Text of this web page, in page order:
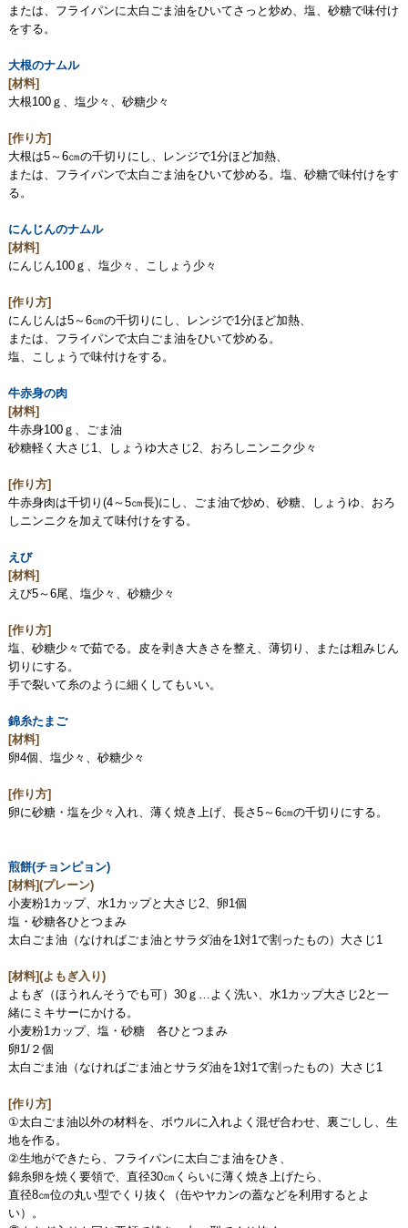
または、フライパンに太白ごま油をひいてさっと炒め、塩、砂糖で味付け
をする。
大根のナムル
[材料]
大根100ｇ、塩少々、砂糖少々
[作り方]
大根は5～6㎝の千切りにし、レンジで1分ほど加熱、
または、フライパンで太白ごま油をひいて炒める。塩、砂糖で味付けをす
る。
にんじんのナムル
[材料]
にんじん100ｇ、塩少々、こしょう少々
[作り方]
にんじんは5～6㎝の千切りにし、レンジで1分ほど加熱、
または、フライパンで太白ごま油をひいて炒める。
塩、こしょうで味付けをする。
牛赤身の肉
[材料]
牛赤身100ｇ、ごま油
砂糖軽く大さじ1、しょうゆ大さじ2、おろしニンニク少々
[作り方]
牛赤身肉は千切り(4～5㎝長)にし、ごま油で炒め、砂糖、しょうゆ、おろ
しニンニクを加えて味付けをする。
えび
[材料]
えび5～6尾、塩少々、砂糖少々
[作り方]
塩、砂糖少々で茹でる。皮を剥き大きさを整え、薄切り、または粗みじん
切りにする。
手で裂いて糸のように細くしてもいい。
錦糸たまご
[材料]
卵4個、塩少々、砂糖少々
[作り方]
卵に砂糖・塩を少々入れ、薄く焼き上げ、長さ5～6㎝の千切りにする。
煎餅(チョンピョン)
[材料](プレーン)
小麦粉1カップ、水1カップと大さじ2、卵1個
塩・砂糖各ひとつまみ
太白ごま油（なければごま油とサラダ油を1対1で割ったもの）大さじ1
[材料](よもぎ入り)
よもぎ（ほうれんそうでも可）30ｇ…よく洗い、水1カップ大さじ2と一
緒にミキサーにかける。
小麦粉1カップ、塩・砂糖 各ひとつまみ
卵1/２個
太白ごま油（なければごま油とサラダ油を1対1で割ったもの）大さじ1
[作り方]
①太白ごま油以外の材料を、ボウルに入れよく混ぜ合わせ、裏ごしし、生
地を作る。
②生地ができたら、フライパンに太白ごま油をひき、
錦糸卵を焼く要領で、直径30㎝くらいに薄く焼き上げたら、
直径8㎝位の丸い型でくり抜く（缶やヤカンの蓋などを利用するとよ
い）。